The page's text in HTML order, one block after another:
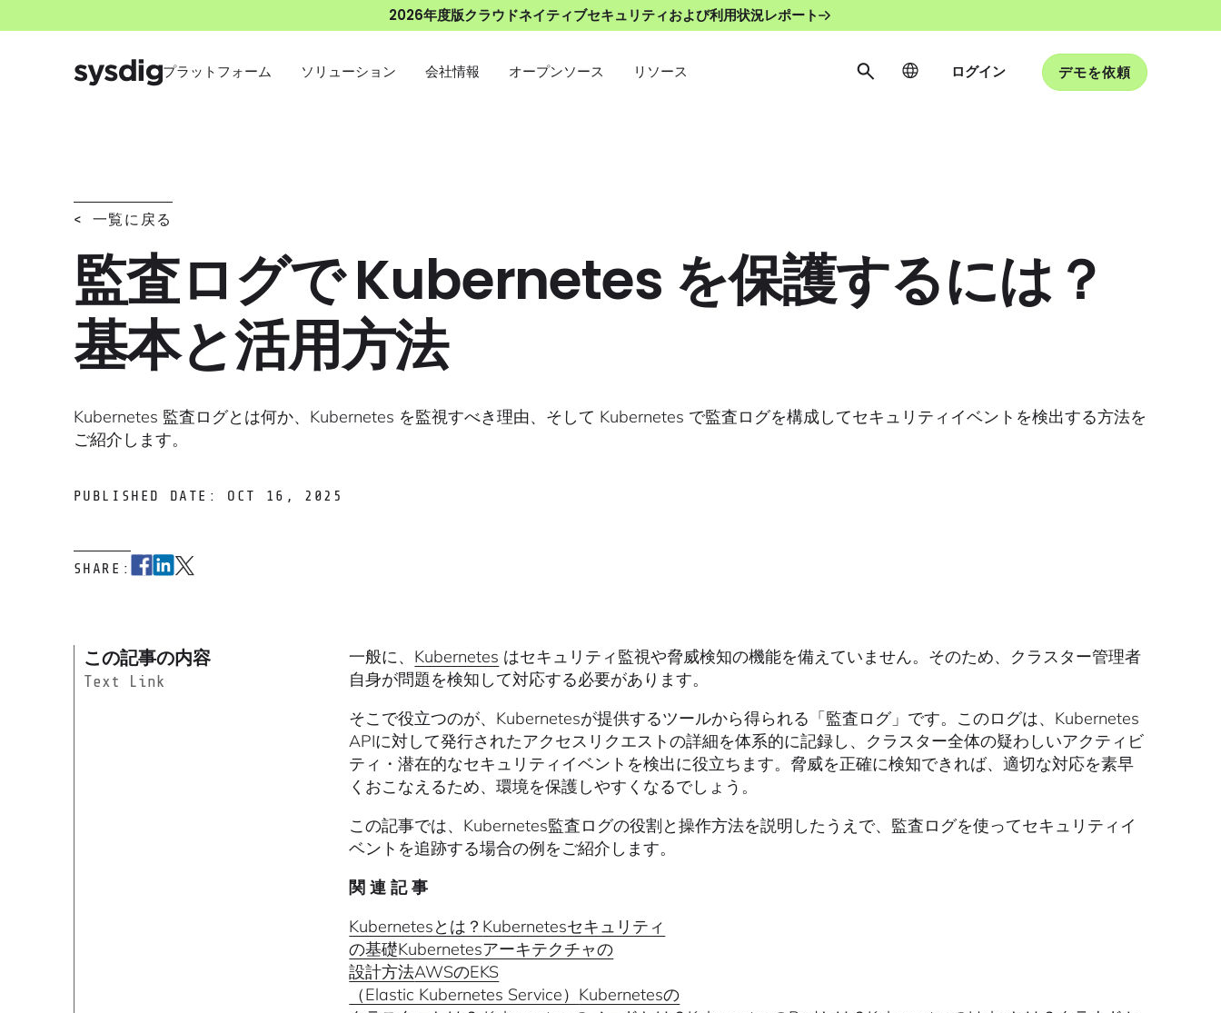
2026年度版クラウドネイティブセキュリティおよび利用状況レポート
プラットフォーム ソリューション 会社情報 オープンソース リソース ログイン デモを依頼
< 一覧に戻る
監査ログで Kubernetes を保護するには？
基本と活用方法
Kubernetes 監査ログとは何か、Kubernetes を監視すべき理由、そして Kubernetes で監査ログを構成してセキュリティイベントを検出する方法を
ご紹介します。
PUBLISHED DATE: OCT 16, 2025
SHARE:
この記事の内容
Text Link
一般に、 Kubernetes はセキュリティ監視や脅威検知の機能を備えていません。そのため、クラスター管理者
自身が問題を検知して対応する必要があります。
そこで役立つのが、Kubernetesが提供するツールから得られる「監査ログ」です。このログは、Kubernetes
APIに対して発行されたアクセスリクエストの詳細を体系的に記録し、クラスター全体の疑わしいアクティビ
ティ・潜在的なセキュリティイベントを検出に役立ちます。脅威を正確に検知できれば、適切な対応を素早
くおこなえるため、環境を保護しやすくなるでしょう。
この記事では、Kubernetes監査ログの役割と操作方法を説明したうえで、監査ログを使ってセキュリティイ
ベントを追跡する場合の例をご紹介します。
関 連 記 事
Kubernetesとは？ Kubernetesセキュリティ
の基礎Kubernetesアーキテクチャの
設計方法AWSのEKS
（Elastic Kubernetes Service） Kubernetesの